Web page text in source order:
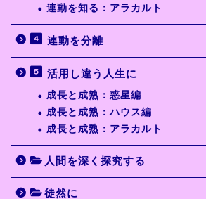
連動を知る：アラカルト
連動を分離
活用し違う人生に
成長と成熟：惑星編
成長と成熟：ハウス編
成長と成熟：アラカルト
人間を深く探究する
徒然に